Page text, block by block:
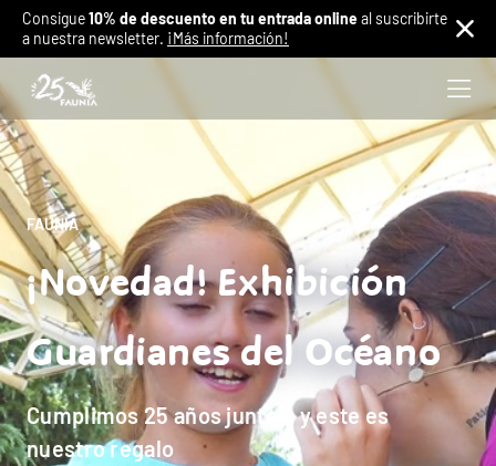
Consigue10% de descuento en tu entrada onlineal suscribirte
a nuestra newsletter. ¡Más información!
FAUNIA
¡Novedad! Exhibición
Guardianes del Océano
Cumplimos 25 años juntos, y este es
nuestro regalo